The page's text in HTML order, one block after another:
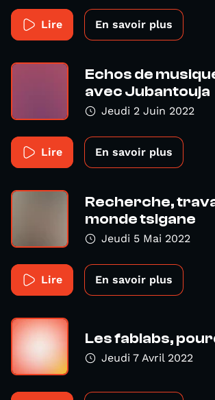
Lire En savoir plus
Echos de
avec Jubantouja
Jeudi 2 Juin 2022
Lire En savoir plus
Recherche,
monde tsigane
Jeudi 5 Mai 2022
Lire En savoir plus
Les fablabs,
Jeudi 7 Avril 2022